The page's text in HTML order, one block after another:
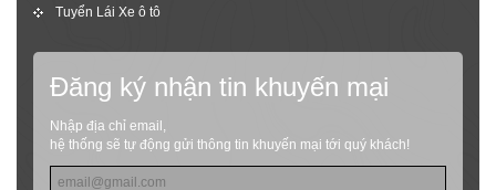
Tuyển Lái Xe ô tô
Đăng ký nhận tin khuyến mại
Nhập địa chỉ email,
hệ thống sẽ tự động gửi thông tin khuyến mại tới quý khách!